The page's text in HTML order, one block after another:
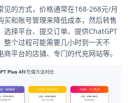
见的方式，价格通常在168-268元/月
买和账号管理来降低成本，然后转售
选择平台、提交订单、提供ChatGPT
整个过程可能需要几小时到一天不
平台的店铺、专门的代充网站等。